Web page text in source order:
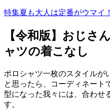
特集夏も大人は定番がウマイ！
【令和版】おじさ
ャツの着こなし
ポロシャツ一枚のスタイルが
と思ったら、コーディネート
型になった我々には、合わせ
す。